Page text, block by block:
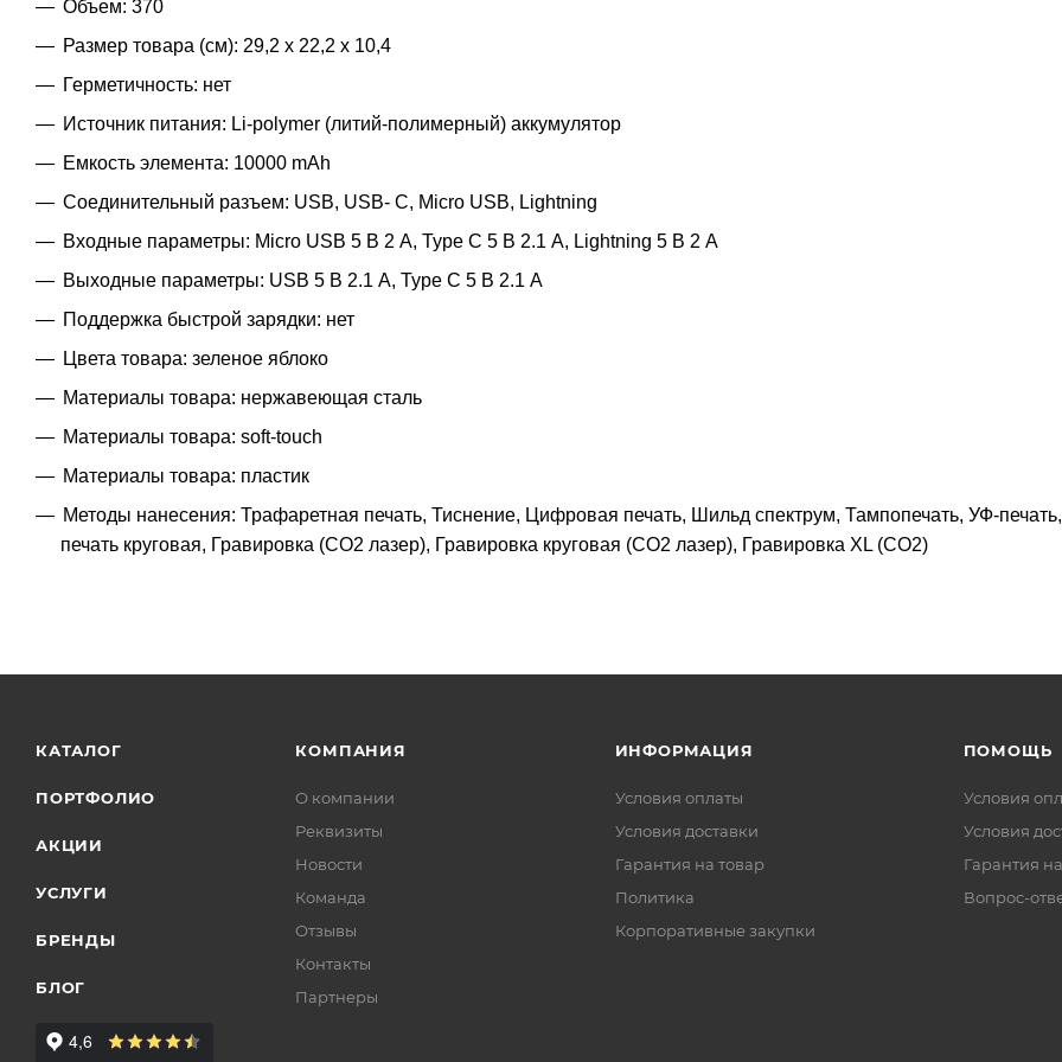
Объем: 370
Размер товара (см): 29,2 х 22,2 х 10,4
Герметичность: нет
Источник питания: Li-polymer (литий-полимерный) аккумулятор
Емкость элемента: 10000 mAh
Соединительный разъем: USB, USB- C, Micro USB, Lightning
Входные параметры: Micro USB 5 В 2 А, Type C 5 В 2.1 А, Lightning 5 В 2 А
Выходные параметры: USB 5 В 2.1 A, Type C 5 В 2.1 A
Поддержка быстрой зарядки: нет
Цвета товара: зеленое яблоко
Материалы товара: нержавеющая cталь
Материалы товара: soft-touch
Материалы товара: пластик
Методы нанесения: Трафаретная печать, Тиснение, Цифровая печать, Шильд спектрум, Тампопечать, УФ-
печать круговая, Гравировка (CO2 лазер), Гравировка круговая (CO2 лазер), Гравировка XL (СО2)
КАТАЛОГ
ПОРТФОЛИО
АКЦИИ
УСЛУГИ
БРЕНДЫ
БЛОГ
КОМПАНИЯ
О компании
Реквизиты
Новости
Команда
Отзывы
Контакты
Партнеры
ИНФОРМАЦИЯ
Условия оплаты
Условия доставки
Гарантия на товар
Политика
Корпоративные закупки
ПОМОЩЬ
Условия
Условия
Гарантия
Вопрос-